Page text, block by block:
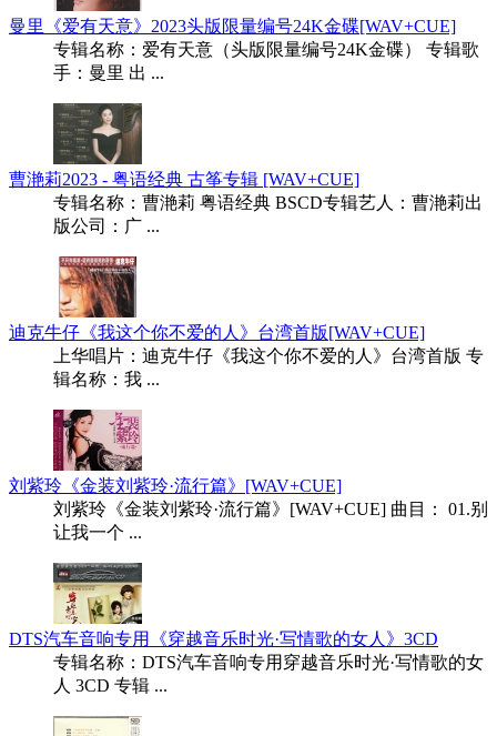
曼里《爱有天意》2023头版限量编号24K金碟[WAV+CUE]
专辑名称：爱有天意（头版限量编号24K金碟） 专辑歌
手：曼里 出 ...
曹滟莉2023 - 粤语经典 古筝专辑 [WAV+CUE]
专辑名称：曹滟莉 粤语经典 BSCD专辑艺人：曹滟莉出
版公司：广 ...
迪克牛仔《我这个你不爱的人》台湾首版[WAV+CUE]
上华唱片：迪克牛仔《我这个你不爱的人》台湾首版 专
辑名称：我 ...
刘紫玲《金装刘紫玲·流行篇》[WAV+CUE]
刘紫玲《金装刘紫玲·流行篇》[WAV+CUE] 曲目： 01.别
让我一个 ...
DTS汽车音响专用《穿越音乐时光·写情歌的女人》3CD
专辑名称：DTS汽车音响专用穿越音乐时光·写情歌的女
人 3CD 专辑 ...